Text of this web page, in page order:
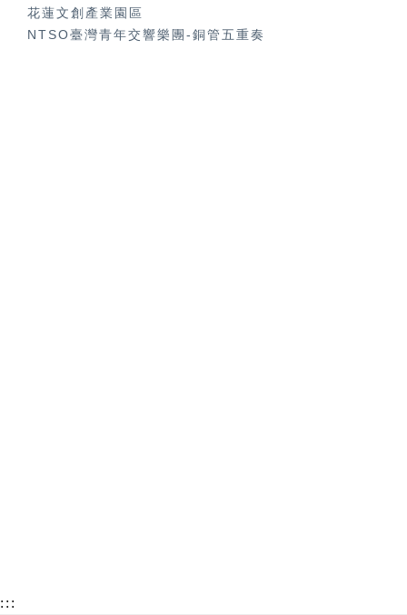
花蓮文創產業園區
NTSO臺灣青年交響樂團-銅管五重奏
:::